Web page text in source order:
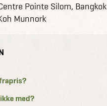
Pointe Silom, Bangkok
Munnork
med?